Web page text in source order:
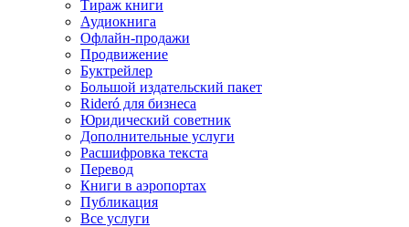
Тираж книги
Аудиокнига
Офлайн-продажи
Продвижение
Буктрейлер
Большой издательский пакет
Rideró для бизнеса
Юридический советник
Дополнительные услуги
Расшифровка текста
Перевод
Книги в аэропортах
Публикация
Все услуги